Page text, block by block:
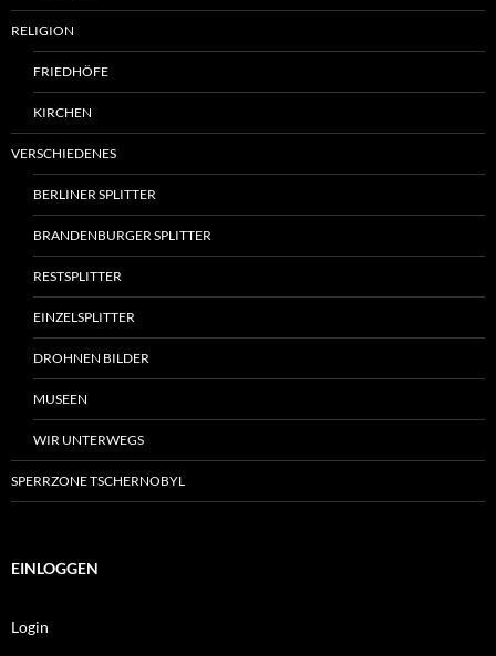
RELIGION
FRIEDHÖFE
KIRCHEN
VERSCHIEDENES
BERLINER SPLITTER
BRANDENBURGER SPLITTER
RESTSPLITTER
EINZELSPLITTER
DROHNEN BILDER
MUSEEN
WIR UNTERWEGS
SPERRZONE TSCHERNOBYL
EINLOGGEN
Login